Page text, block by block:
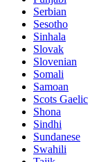
Serbian
Sesotho
Sinhala
Slovak
Slovenian
Somali
Samoan
Scots Gaelic
Shona
Sindhi
Sundanese
Swahili